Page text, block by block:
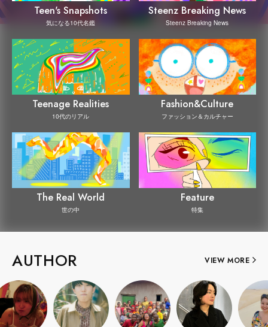
Teen's Snapshots
気になる10代名鑑
Steenz Breaking News
Steenz Breaking News
Teenage Realities
10代のリアル
Fashion&Culture
ファッション＆カルチャー
The Real World
世の中
Feature
特集
AUTHOR VIEW MORE